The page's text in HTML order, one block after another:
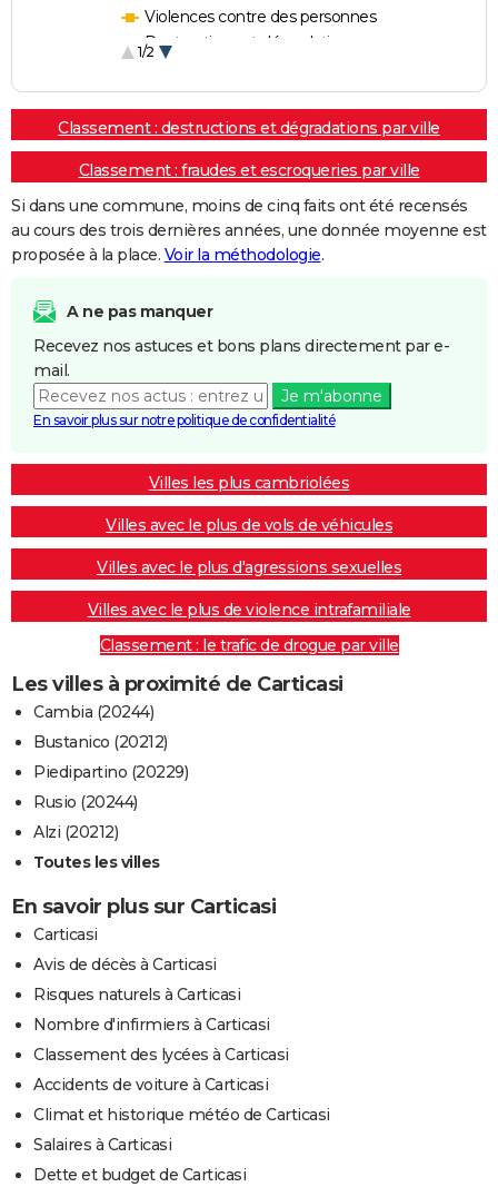
Violences contre des personnes
Destructions et dégradations
1/2
Classement : destructions et dégradations par ville
Classement : fraudes et escroqueries par ville
Si dans une commune, moins de cinq faits ont été recensés
au cours des trois dernières années, une donnée moyenne est
proposée à la place. Voir la méthodologie.
A ne pas manquer
Recevez nos astuces et bons plans directement par e-
mail.
Je m'abonne
En savoir plus sur notre politique de confidentialité
Villes les plus cambriolées
Villes avec le plus de vols de véhicules
Villes avec le plus d'agressions sexuelles
Villes avec le plus de violence intrafamiliale
Classement : le trafic de drogue par ville
Les villes à proximité de Carticasi
Cambia (20244)
Bustanico (20212)
Piedipartino (20229)
Rusio (20244)
Alzi (20212)
Toutes les villes
En savoir plus sur Carticasi
Carticasi
Avis de décès à Carticasi
Risques naturels à Carticasi
Nombre d'infirmiers à Carticasi
Classement des lycées à Carticasi
Accidents de voiture à Carticasi
Climat et historique météo de Carticasi
Salaires à Carticasi
Dette et budget de Carticasi